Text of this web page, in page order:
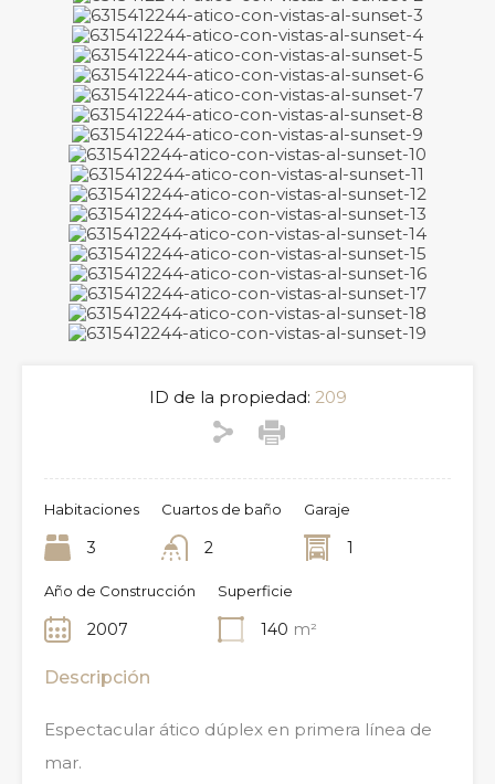
ID de la propiedad: 209
Habitaciones
3
Cuartos de baño
2
Garaje
1
Año de Construcción
2007
Superficie
140 m²
Descripción
Espectacular ático dúplex en primera línea de
mar.